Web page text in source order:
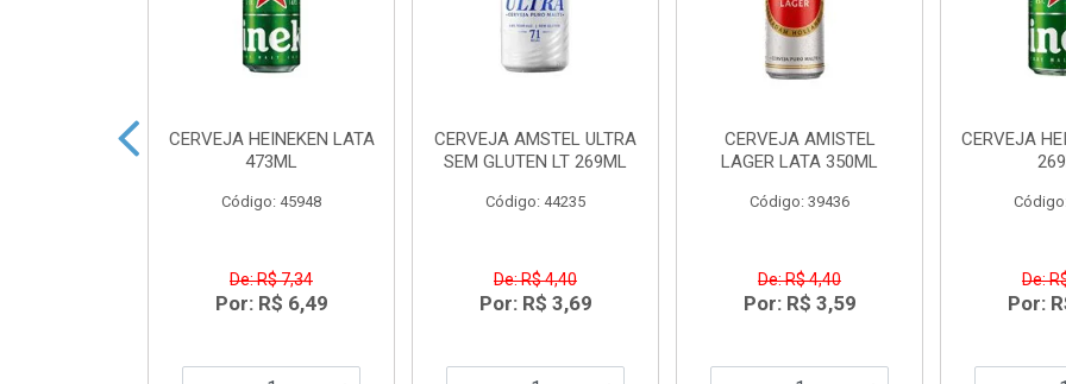
CERVEJA HEINEKEN LATA
473ML
Código: 45948
De: R$ 7,34
Por: R$ 6,49
CERVEJA AMSTEL ULTRA
SEM GLUTEN LT 269ML
Código: 44235
De: R$ 4,40
Por: R$ 3,69
CERVEJA AMISTEL
LAGER LATA 350ML
Código: 39436
De: R$ 4,40
Por: R$ 3,59
CERVEJA
De:
Por: